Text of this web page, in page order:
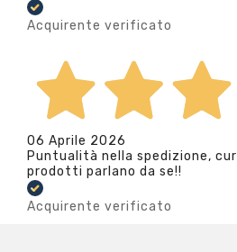
Acquirente verificato
06 Aprile 2026
Puntualità nella spedizione,
prodotti parlano da se!!
Acquirente verificato